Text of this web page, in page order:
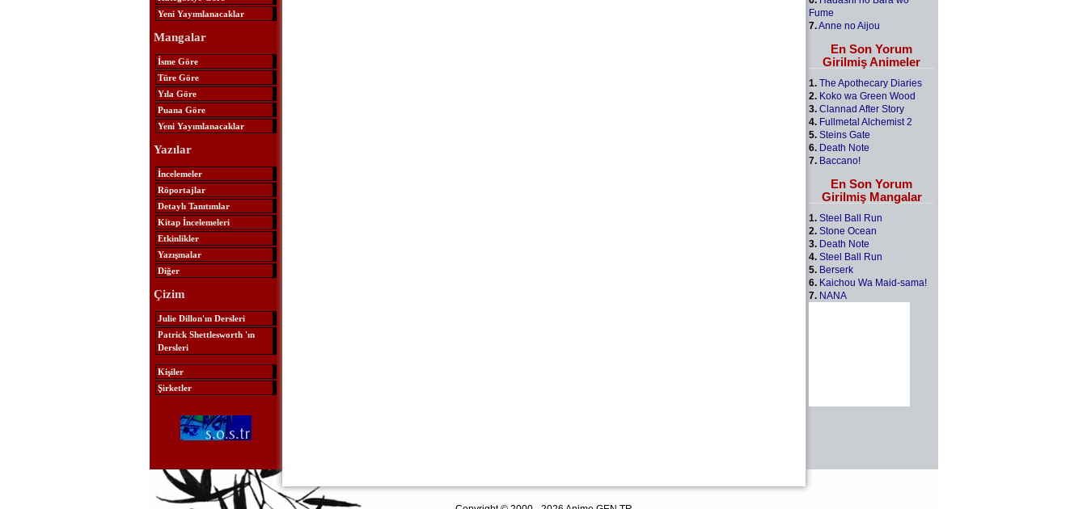
Yeni Yayımlanacaklar
Mangalar
İsme Göre
Türe Göre
Yıla Göre
Puana Göre
Yeni Yayımlanacaklar
Yazılar
İncelemeler
Röportajlar
Detaylı Tanıtımlar
Kitap İncelemeleri
Etkinlikler
Yazışmalar
Diğer
Çizim
Julie Dillon'ın Dersleri
Patrick Shettlesworth 'ın
Dersleri
Kişiler
Şirketler
Fume
7.Anne no Aijou
En Son Yorum
Girilmiş Animeler
1. The Apothecary Diaries
2. Koko wa Green Wood
3. Clannad After Story
4. Fullmetal Alchemist 2
5. Steins Gate
6. Death Note
7. Baccano!
En Son Yorum
Girilmiş Mangalar
1. Steel Ball Run
2. Stone Ocean
3. Death Note
4. Steel Ball Run
5. Berserk
6. Kaichou Wa Maid-sama!
7. NANA